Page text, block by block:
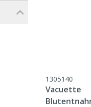
1305140
Vacuette